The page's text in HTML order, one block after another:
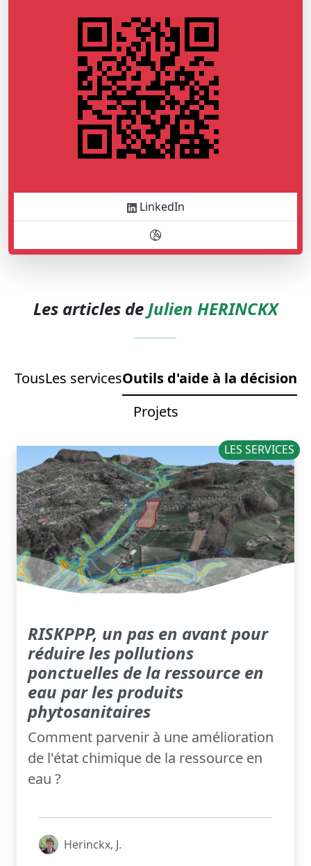
LinkedIn
Les articles de Julien HERINCKX
TousLes servicesOutils d'aide à la décision
Projets
LES SERVICES
RISKPPP, un pas en avant pour
réduire les pollutions
ponctuelles de la ressource en
eau par les produits
phytosanitaires
Comment parvenir à une amélioration
de l'état chimique de la ressource en
eau ?
Herinckx, J.